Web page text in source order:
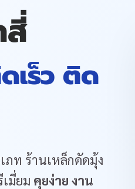
เร็ว ติด
ภท ร้านเหล็กดัดมุ้ง
มี่ยม คุยง่าย งาน